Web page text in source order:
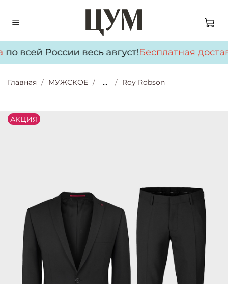
по всей России весь август!Бесплатная
Главная МУЖСКОЕ ... Roy Robson
АKЦИЯ